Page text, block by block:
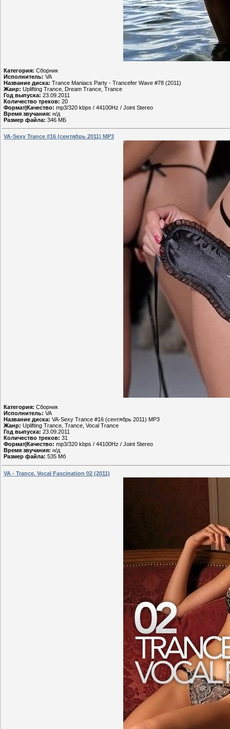
Категория: Сборник
Исполнитель: VA
Название диска: Trance Maniacs Party - Trancefer Wave #78 (2011)
Жанр: Uplifting Trance, Dream Trance, Trance
Год выпуска: 23.09.2011
Количество треков: 20
Формат|Качество: mp3/320 kbps / 44100Hz / Joint Stereo
Время звучания: н/д
Размер файла: 346 МБ
VA-Sexy Trance #16 (сентябрь 2011) MP3
Категория: Сборник
Исполнитель: VA
Название диска: VA-Sexy Trance #16 (сентябрь 2011) MP3
Жанр: Uplifting Trance, Trance, Vocal Trance
Год выпуска: 23.09.2011
Количество треков: 31
Формат|Качество: mp3/320 kbps / 44100Hz / Joint Stereo
Время звучания: н/д
Размер файла: 535 Мб
VA - Trance. Vocal Fascination 02 (2011)